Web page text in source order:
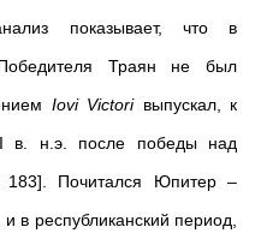
показывает, что в
Победителя Траян не был
Iovi Victoriвыпускал, к
в. н.э. после победы над
Почитался Юпитер –
в республиканский период,